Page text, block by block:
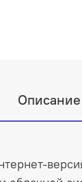
Описание